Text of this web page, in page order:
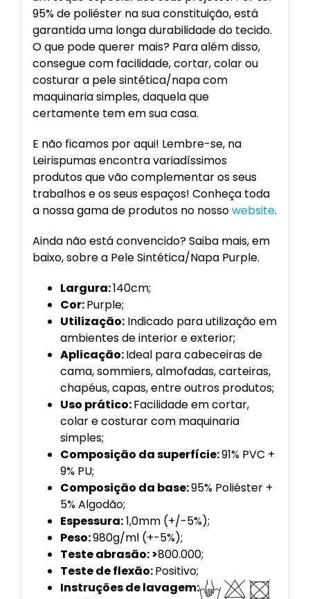
95% de poliéster na sua constituição, está
garantida uma longa durabilidade do tecido.
O que pode querer mais? Para além disso,
consegue com facilidade, cortar, colar ou
costurar a pele sintética/napa com
maquinaria simples, daquela que
certamente tem em sua casa.
E não ficamos por aqui! Lembre-se, na
Leirispumas encontra variadíssimos
produtos que vão complementar os seus
trabalhos e os seus espaços! Conheça toda
a nossa gama de produtos no nossowebsite.
Ainda não está convencido? Saiba mais, em
baixo, sobre a Pele Sintética/Napa Purple.
Largura:140cm;
Cor:Purple;
Utilização:Indicado para utilização em
ambientes de interior e exterior;
Aplicação:Ideal para cabeceiras de
cama, sommiers, almofadas, carteiras,
chapéus, capas, entre outros produtos;
Uso prático:Facilidade em cortar,
colar e costurar com maquinaria
simples;
Composição da superfície:91% PVC +
9% PU;
Composição da base:95% Poliéster +
5% Algodão;
Espessura:1,0mm (+/-5%);
Peso:980g/ml (+-5%);
Teste abrasão: >800.000;
Teste de flexão:Positivo;
Instruções de lavagem: